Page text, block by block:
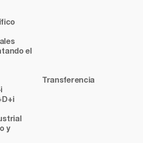
el
y
Transferencia